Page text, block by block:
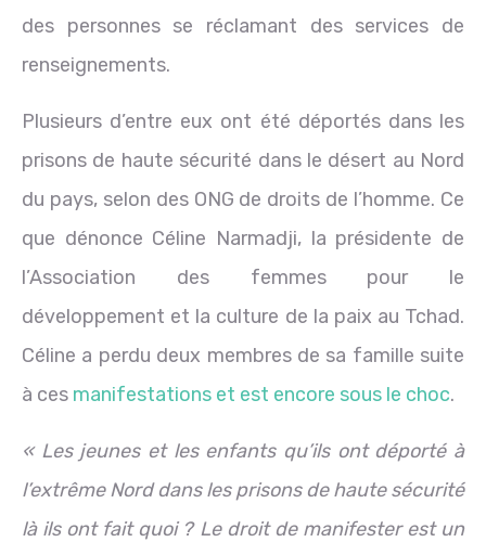
des personnes se réclamant des services de
renseignements.
Plusieurs d’entre eux ont été déportés dans les
prisons de haute sécurité dans le désert au Nord
du pays, selon des ONG de droits de l’homme. Ce
que dénonce Céline Narmadji, la présidente de
l’Association des femmes pour le
développement et la culture de la paix au Tchad.
Céline a perdu deux membres de sa famille suite
à ces manifestations et est encore sous le choc.
« Les jeunes et les enfants qu’ils ont déporté à
l’extrême Nord dans les prisons de haute sécurité
là ils ont fait quoi ? Le droit de manifester est un